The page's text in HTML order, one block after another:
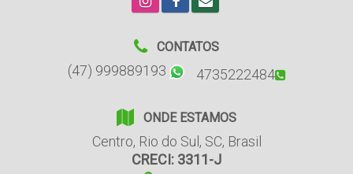
CONTATOS
(47) 999889193 4735222484
ONDE ESTAMOS
Centro, Rio do Sul , SC, Brasil
CRECI: 3311-J